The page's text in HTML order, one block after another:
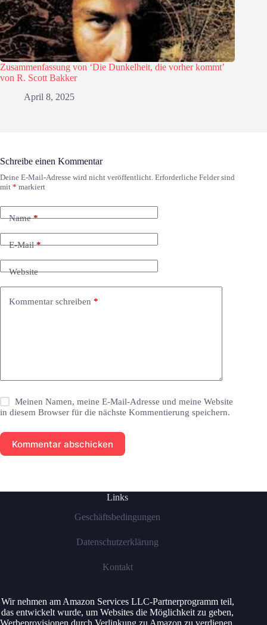
Zusammenfassung von ‘Die Dunkelheit, die vorher kommt’
von R. Scott Bakker
April 8, 2025
Schreibe einen Kommentar
Deine E-Mail-Adresse wird nicht veröffentlicht. Erforderliche Felder sind
mit * markiert
Name*
E-Mail*
Website
Kommentar schreiben *
Meinen Namen, meine E-Mail-Adresse und meine Website
in diesem Browser für die nächste Kommentierung speichern.
Kommentar abschicken
Links
Geschäftsbedingungen
Datenschutzerklärung
Kontakt
Wir nehmen am Amazon Services LLC-Partnerprogramm teil,
das entwickelt wurde, um Websites die Möglichkeit zu geben,